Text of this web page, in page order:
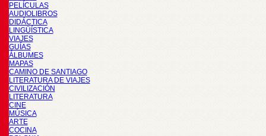
PELÍCULAS
AUDIOLIBROS
DIDÁCTICA
LINGÜÍSTICA
VIAJES
GUÍAS
ÁLBUMES
MAPAS
CAMINO DE SANTIAGO
LITERATURA DE VIAJES
CIVILIZACIÓN
LITERATURA
CINE
MÚSICA
ARTE
COCINA